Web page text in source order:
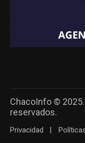
ChacoInfo ©
reservados.
Privacidad